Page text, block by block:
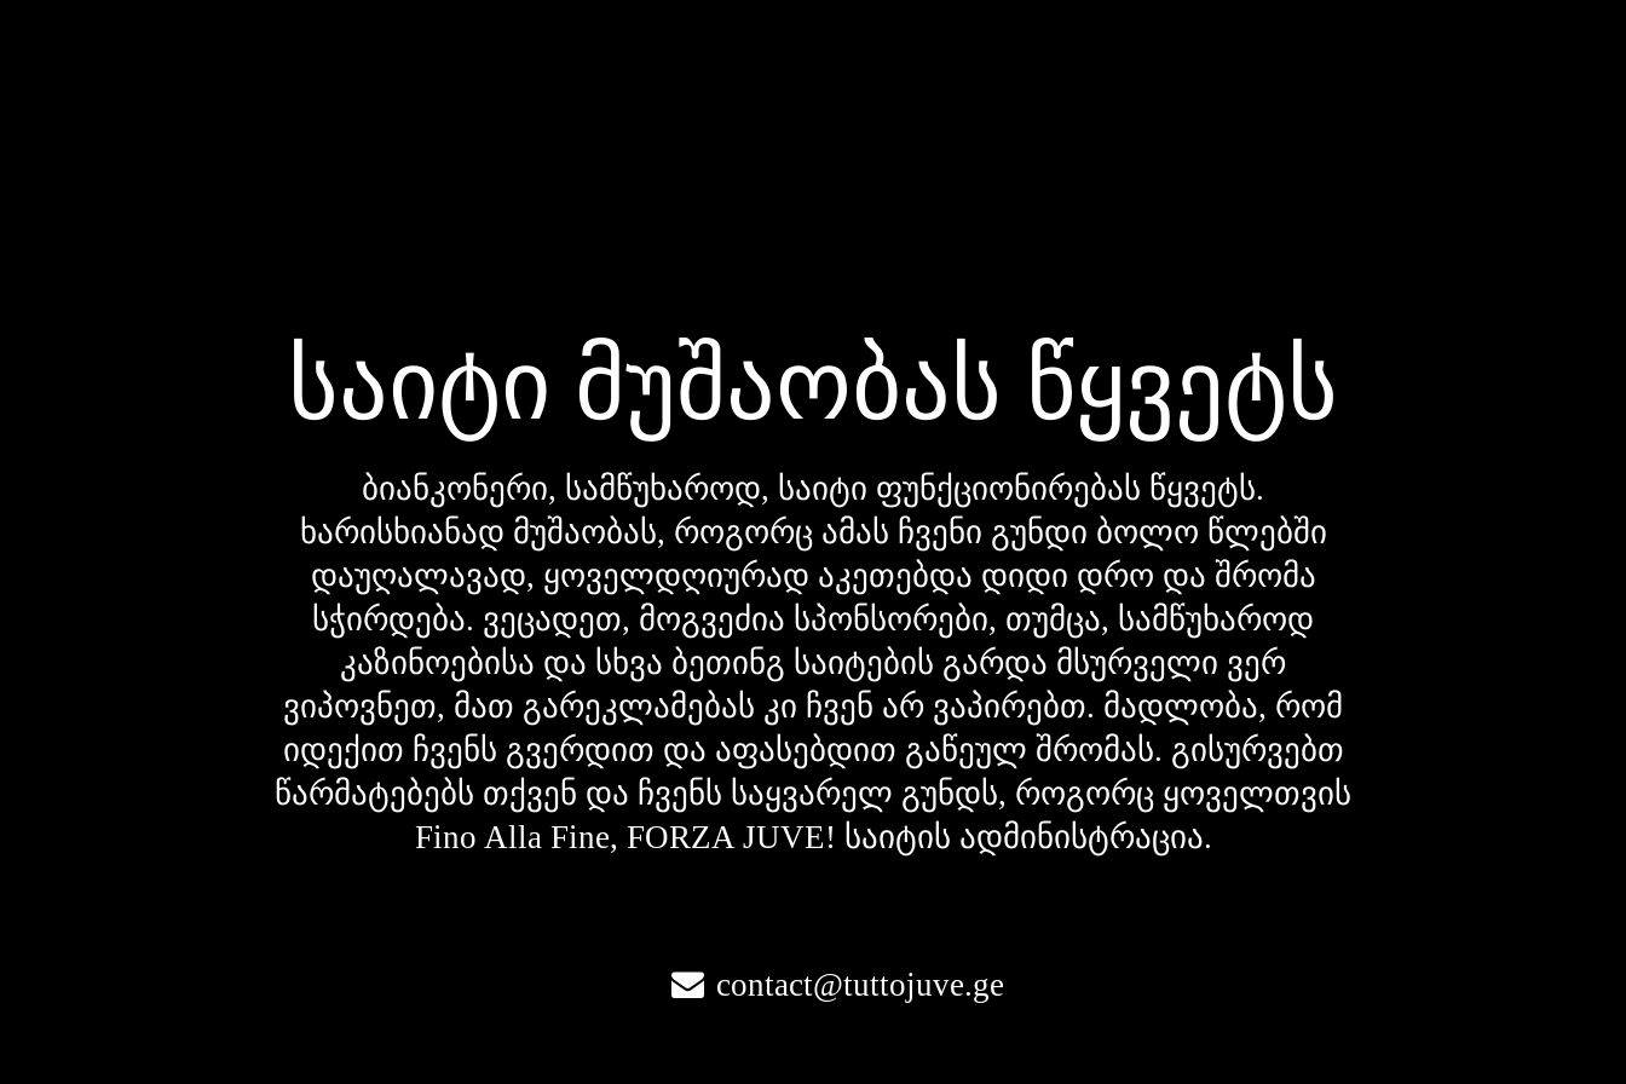
საიტი მუშაობას წყვეტს
ბიანკონერი, სამწუხაროდ, საიტი ფუნქციონირებას წყვეტს.
ხარისხიანად მუშაობას, როგორც ამას ჩვენი გუნდი ბოლო წლებში
დაუღალავად, ყოველდღიურად აკეთებდა დიდი დრო და შრომა
სჭირდება. ვეცადეთ, მოგვეძია სპონსორები, თუმცა, სამწუხაროდ
კაზინოებისა და სხვა ბეთინგ საიტების გარდა მსურველი ვერ
ვიპოვნეთ, მათ გარეკლამებას კი ჩვენ არ ვაპირებთ. მადლობა, რომ
იდექით ჩვენს გვერდით და აფასებდით გაწეულ შრომას. გისურვებთ
წარმატებებს თქვენ და ჩვენს საყვარელ გუნდს, როგორც ყოველთვის
Fino Alla Fine, FORZA JUVE! საიტის ადმინისტრაცია.
contact@tuttojuve.ge